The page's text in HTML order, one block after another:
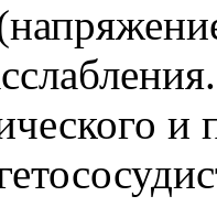
и